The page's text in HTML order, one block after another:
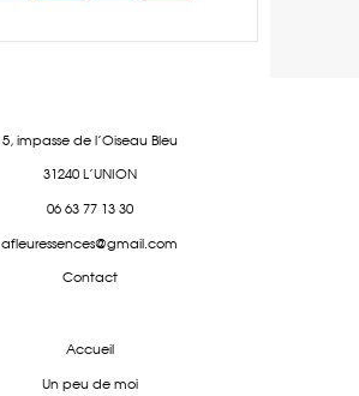
5, impasse de l'Oiseau Bleu
31240 L'UNION
06 63 77 13 30
afleuressences@gmail.com
Contact
Accueil
Un peu de moi